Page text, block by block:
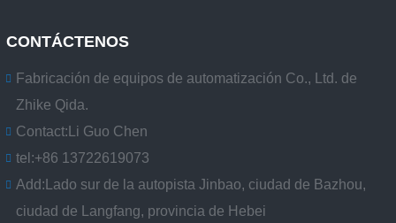
CONTÁCTENOS
Fabricación de equipos de automatización Co., Ltd. de
Zhike Qida.
Contact: Li Guo Chen
tel:+86 13722619073
Add: Lado sur de la autopista Jinbao, ciudad de Bazhou,
ciudad de Langfang, provincia de Hebei